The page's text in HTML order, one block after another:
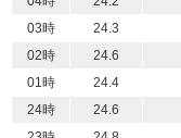
03時
24.3
02時
24.6
01時
24.4
24時
24.6